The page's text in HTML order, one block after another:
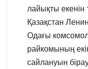
лайықты
Қазақстан
Одағы
райкомының
сайлануын